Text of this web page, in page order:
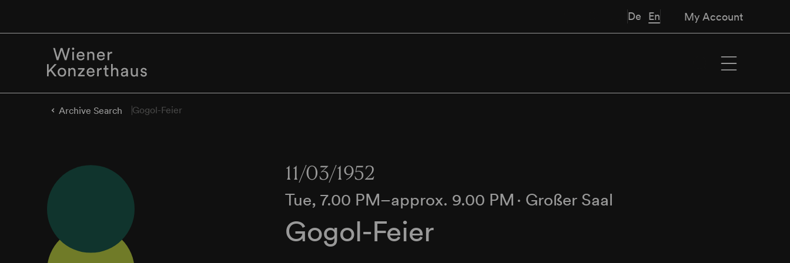
De En My Account
Archive Search Gogol-Feier
11/03/1952
Tue, 7.00 PM–approx. 9.00 PM ∙ Großer Saal
Gogol-Feier